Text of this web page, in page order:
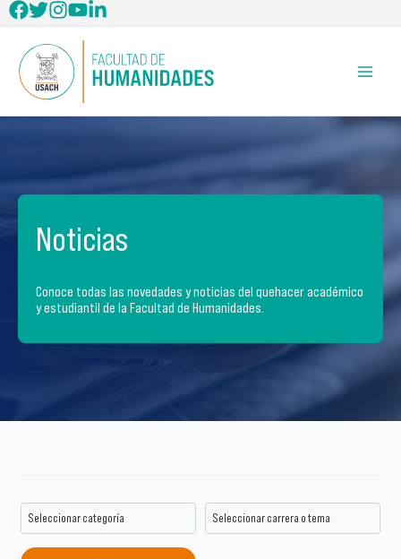
al
contenido
Noticias
Conoce todas las novedades y noticias del quehacer académico
y estudiantil de la Facultad de Humanidades.